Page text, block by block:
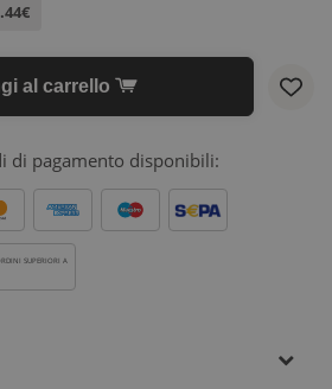
al carrello
di pagamento disponibili:
SUPERIORI A